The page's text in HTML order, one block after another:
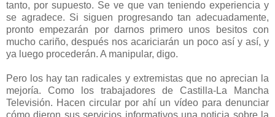
tanto, por supuesto. Se ve que van teniendo experiencia y
se agradece. Si siguen progresando tan adecuadamente,
pronto empezarán por darnos primero unos besitos con
mucho cariño, después nos acariciarán un poco así y así, y
ya luego procederán. A manipular, digo.
Pero los hay tan radicales y extremistas que no aprecian la
mejoría. Como los trabajadores de Castilla-La Mancha
Televisión. Hacen circular por ahí un vídeo para denunciar
cómo dieron sus servicios informativos una noticia sobre la